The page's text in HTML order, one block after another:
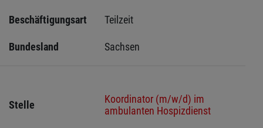
Beschäftigungsart Teilzeit
Bundesland Sachsen
Stelle
Koordinator (m/w/d) im
ambulanten Hospizdienst